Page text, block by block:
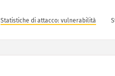
Statistiche di attacco: vulnerabilità